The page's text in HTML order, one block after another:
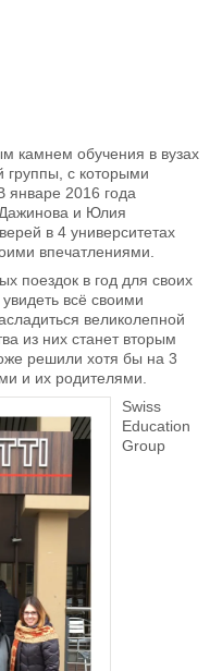
камнем обучения в вузах
группы, с которыми
январе 2016 года
и Юлия
в 4 университетах
впечатлениями.
поездок в год для своих
всё своими
великолепной
из них станет вторым
решили хотя бы на 3
и их родителями.
Swiss
Education
Group